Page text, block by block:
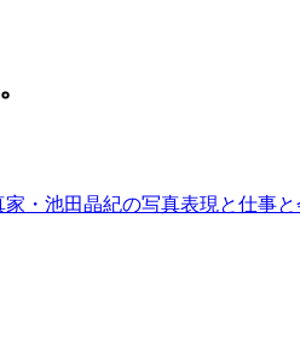
家・池田晶紀の写真表現と仕事と